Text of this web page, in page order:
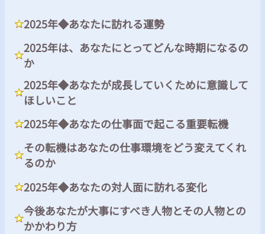
2025年◆あなたに訪れる運勢
2025年は、あなたにとってどんな時期になるの
か
2025年◆あなたが成長していくために意識して
ほしいこと
2025年◆あなたの仕事面で起こる重要転機
その転機はあなたの仕事環境をどう変えてくれ
るのか
2025年◆あなたの対人面に訪れる変化
今後あなたが大事にすべき人物とその人物との
かかわり方